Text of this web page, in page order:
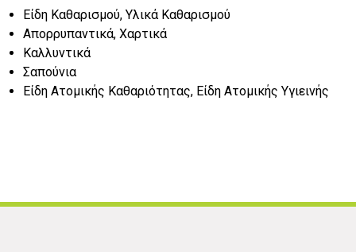
Είδη Καθαρισμού, Υλικά Καθαρισμού
Απορρυπαντικά, Χαρτικά
Καλλυντικά
Σαπούνια
Είδη Ατομικής Καθαριότητας, Είδη Ατομικής Υγιεινής